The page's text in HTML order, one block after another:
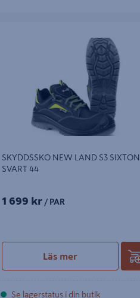
SKYDDSSKO NEW LAND S3 SIXTON
SVART 44
1 699 kr / PAR
Läs mer
Se lagerstatus i din butik